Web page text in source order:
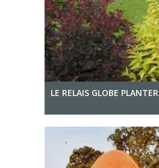
LE RELAIS GLOBE PLANTER